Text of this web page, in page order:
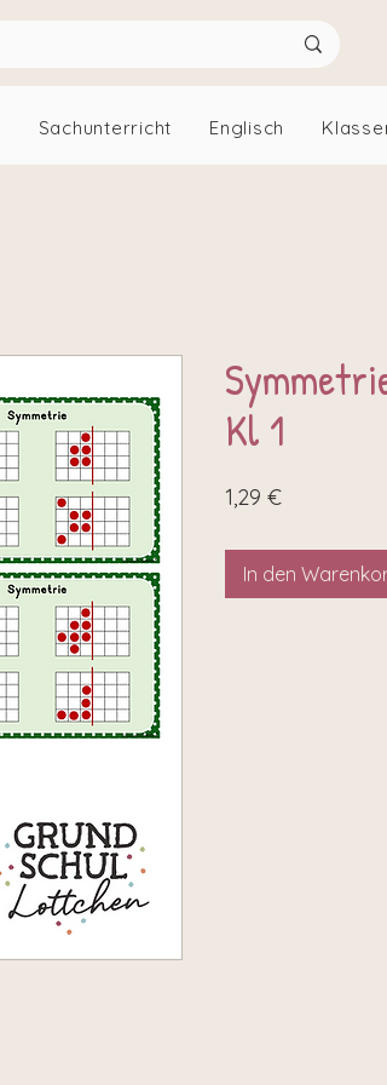
Kl 1
1,29 €Preis
In den
Sachunterricht Englisch